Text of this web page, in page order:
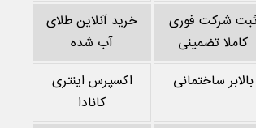
شرکت فوری
کاملا تضمینی
خرید آنلاین طلای
آب شده
بالابر ساختمانی
اکسپرس اینتری
کانادا